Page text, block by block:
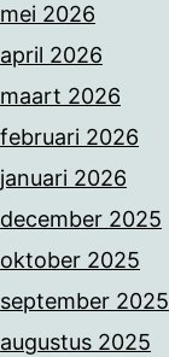
mei 2026
april 2026
maart 2026
februari 2026
januari 2026
december 2025
oktober 2025
september 2025
augustus 2025